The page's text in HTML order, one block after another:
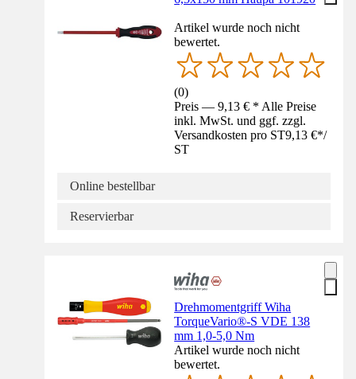
Artikel wurde noch nicht
bewertet.
(0)
Preis — 9,13 € * Alle Preise
inkl. MwSt. und ggf. zzgl.
Versandkosten pro ST9,13 €*/
ST
Online bestellbar
Reservierbar
Drehmomentgriff Wiha
TorqueVario®-S VDE 138
mm 1,0-5,0 Nm
Artikel wurde noch nicht
bewertet.